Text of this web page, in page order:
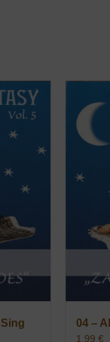
04 –
1,99 €